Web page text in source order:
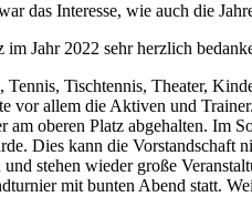
das Interesse, wie auch die
Jahr 2022 sehr herzlich
Tischtennis, Theater,
allem die Aktiven und
oberen Platz abgehalten. Im
Dies kann die Vorstandschaft
stehen wieder große
mit bunten Abend statt.